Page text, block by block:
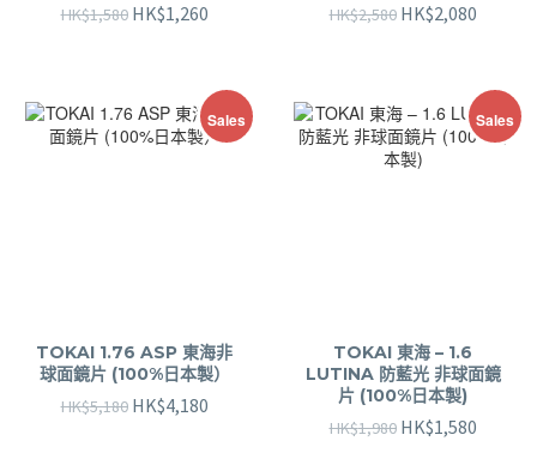
HK$1,580 HK$1,260
HK$2,580 HK$2,080
Sales
TOKAI 1.76 ASP 東海非
球面鏡片 (100%日本製）
HK$5,180 HK$4,180
Sales
TOKAI 東海 – 1.6
LUTINA 防藍光 非球面鏡
片 (100%日本製)
HK$1,980 HK$1,580